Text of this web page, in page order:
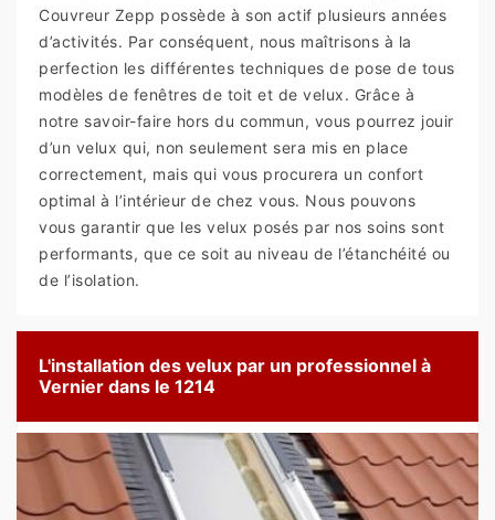
Couvreur Zepp possède à son actif plusieurs années
d’activités. Par conséquent, nous maîtrisons à la
perfection les différentes techniques de pose de tous
modèles de fenêtres de toit et de velux. Grâce à
notre savoir-faire hors du commun, vous pourrez jouir
d’un velux qui, non seulement sera mis en place
correctement, mais qui vous procurera un confort
optimal à l’intérieur de chez vous. Nous pouvons
vous garantir que les velux posés par nos soins sont
performants, que ce soit au niveau de l’étanchéité ou
de l’isolation.
L'installation des velux par un professionnel à
Vernier dans le 1214